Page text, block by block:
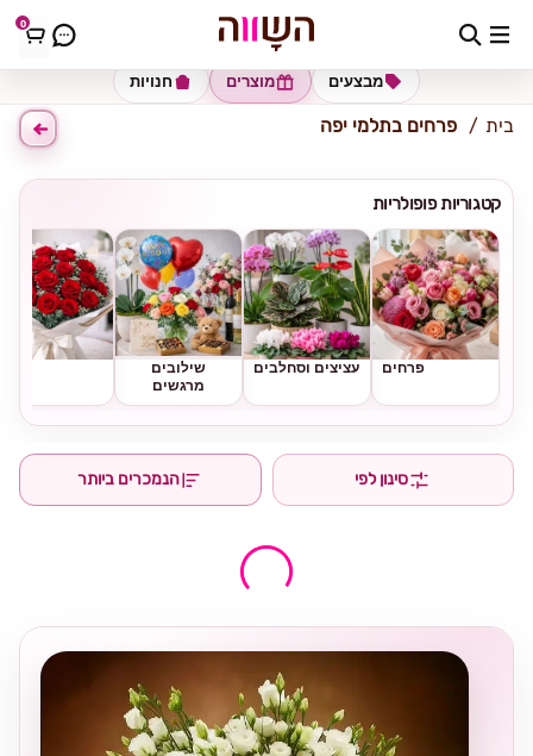
0 כתובת למשלוח הזינו כתובת
חנויות מוצרים מבצעים
בית פרחים בתלמי יפה
קטגוריות פופולריות
פרחים עציצים וסחלבים
שילובים
מרגשים
סינון לפי הנמכרים ביותר